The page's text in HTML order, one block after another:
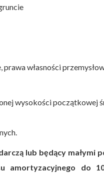
własności
wysokości początkowej
lub będący
amortyzacyjnego do